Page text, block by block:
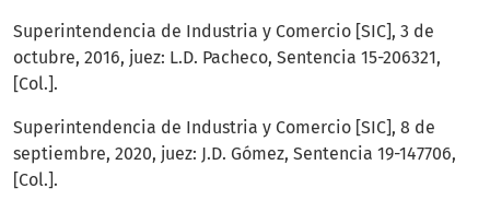
Superintendencia de Industria y Comercio [SIC], 3 de
octubre, 2016, juez: L.D. Pacheco, Sentencia 15-206321,
[Col.].
Superintendencia de Industria y Comercio [SIC], 8 de
septiembre, 2020, juez: J.D. Gómez, Sentencia 19-147706,
[Col.].